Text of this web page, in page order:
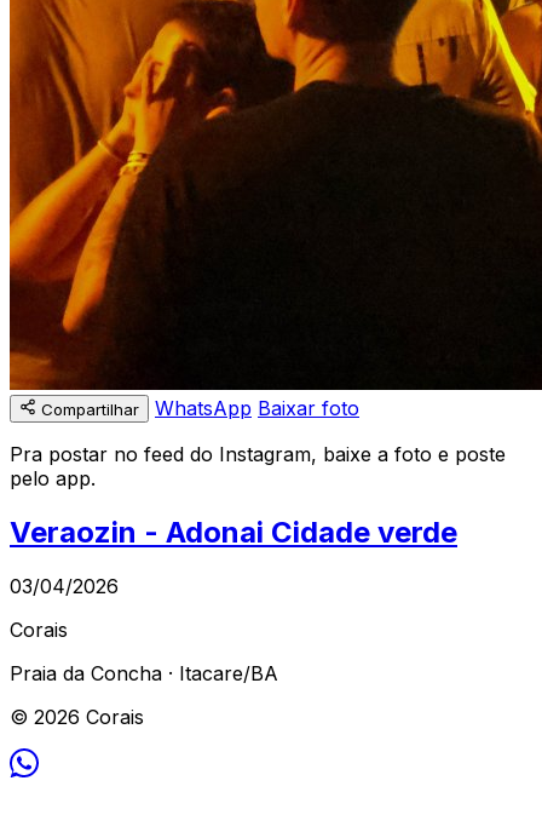
Compartilhar WhatsApp Baixar foto
Pra postar no feed do Instagram, baixe a foto e poste
pelo app.
Veraozin - Adonai Cidade verde
03/04/2026
Corais
Praia da Concha · Itacare/BA
© 2026 Corais